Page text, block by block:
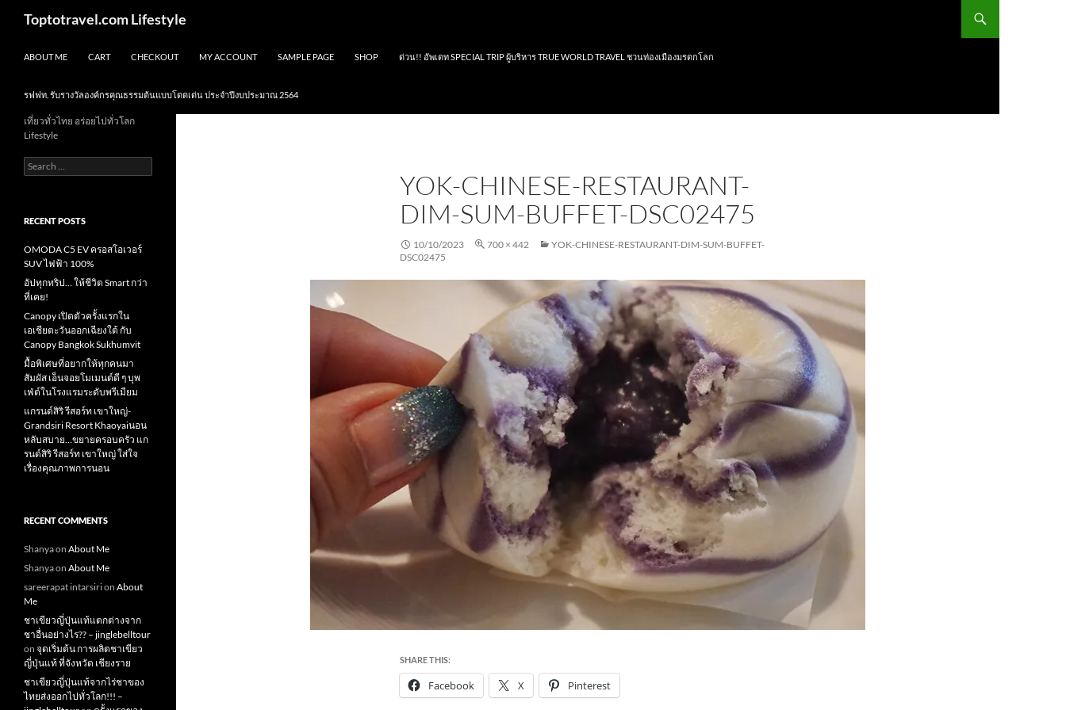
Toptotravel.com Lifestyle
ABOUT ME CART CHECKOUT MY ACCOUNT SAMPLE PAGE SHOP ด่วน!! อัพเดท SPECIAL TRIP ผู้บริหาร TRUE WORLD TRAVEL ชวนท่องเมืองมรดกโลก
รฟฟท. รับรางวัลองค์กรคุณธรรมต้นแบบโดดเด่น ประจำปีงบประมาณ 2564
YOK-CHINESE-RESTAURANT-
DIM-SUM-BUFFET-DSC02475
10/10/2023 700 × 442
YOK-CHINESE-RESTAURANT-DIM-SUM-BUFFET-
DSC02475
SHARE THIS:
Facebook X Pinterest
เที่ยวทั่วไทย อร่อยไปทั่วโลก
Lifestyle
Search
for:
RECENT POSTS
OMODA C5 EV ครอสโอเวอร์
SUV ไฟฟ้า 100%
อัปทุกทริป… ให้ชีวิต Smart กว่า
ที่เคย!
Canopy เปิดตัวครั้งแรกใน
เอเชียตะวันออกเฉียงใต้ กับ
Canopy Bangkok Sukhumvit
มื้อพิเศษที่อยากให้ทุกคนมา
สัมผัส เอ็นจอยโมเมนต์ดี ๆ บุพ
เฟ่ต์ในโรงแรมระดับพรีเมียม
แกรนด์สิริ​ รีสอร์ท​ เขาใหญ่​-
Grandsiri​ Resort​ Khaoyaiนอน
หลับสบาย…ขยายครอบครัว แก
รนด์สิริ รีสอร์ท เขาใหญ่ ใส่ใจ
เรื่องคุณภาพการนอน
RECENT COMMENTS
Shanyaon About Me
Shanyaon About Me
sareerapat intarsirion About
Me
ชาเขียวญี่ปุ่นแท้แตกต่างจาก
ชาอื่นอย่างไร?? – jinglebelltour
on จุดเริ่มต้น การผลิตชาเขียว
ญี่ปุ่นแท้ ที่จังหวัด เชียงราย
ชาเขียวญี่ปุ่นแท้จากไร่ชาของ
ไทยส่งออกไปทั่วโลก!!! –